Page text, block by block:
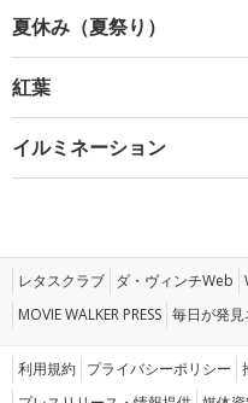
夏休み（夏祭り）
紅葉
イルミネーション
レタスクラブ ダ・ヴィンチWeb
MOVIE WALKER PRESS 毎日が発見
利用規約 プライバシーポリシー